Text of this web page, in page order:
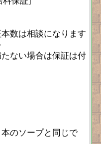
数は相談になります
ない場合は保証は付
のソープと同じで